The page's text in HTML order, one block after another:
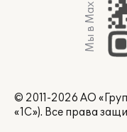
Мы в Max
© 2011-2026 АО
«1С»). Все права